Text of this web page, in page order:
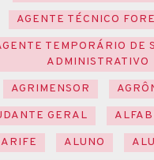
AGENTE TÉCNICO
TEMPORÁRIO DE
ADMINISTRATIVO
AGRIMENSOR
GERAL
ALUNO